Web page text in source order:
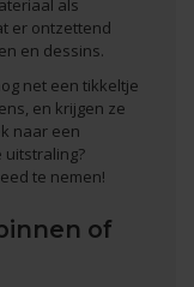
als
er ontzettend
en dessins.
net een tikkeltje
en krijgen ze
naar een
uitstraling?
te nemen!
of